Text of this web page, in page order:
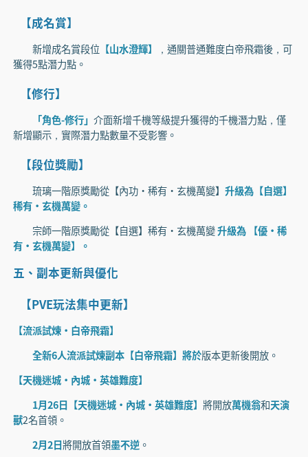
【成名賞】
新增成名賞段位 【山水澄輝】
，通關普通難度白帝飛霜後，可
獲得5點潛力點。
【修行】
「角色-修行」 介面新增千機等級提升獲得的千機潛力點，僅
新增顯示，實際潛力點數量不受影響。
【段位獎勵】
琉璃一階原獎勵從【內功·稀有·玄機萬變】 升級為【自選】
稀有·玄機萬變。
宗師一階原獎勵從【自選】稀有·玄機萬變升級為 【優·稀
有·玄機萬變】。
五、副本更新與優化
【PVE玩法集中更新】
【流派試煉·白帝飛霜】
全新6人流派試煉副本【白帝飛霜】將於版本更新後開放。
【天機迷城·內城·英雄難度】
1月26日【天機迷城·內城·英雄難度】 將開放萬機翁和天演
獸2名首領。
2月2日將開放首領墨不逆。